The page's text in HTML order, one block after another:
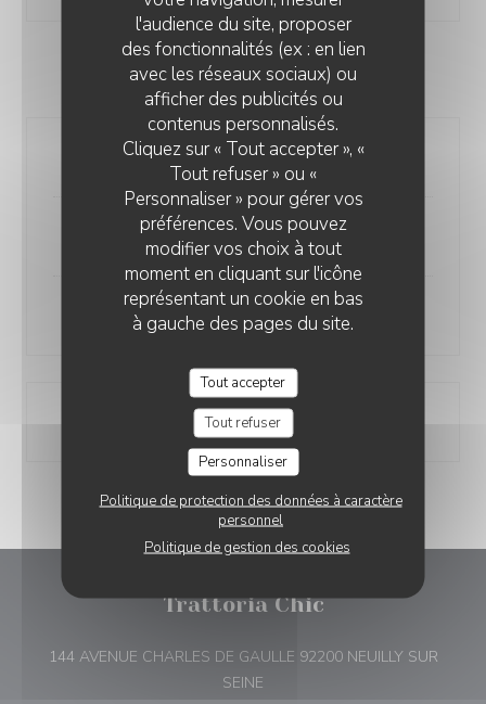
l'audience du site, proposer
des fonctionnalités (ex : en lien
avec les réseaux sociaux) ou
afficher des publicités ou
contenus personnalisés.
Cliquez sur « Tout accepter », «
Tout refuser » ou «
Personnaliser » pour gérer vos
préférences. Vous pouvez
modifier vos choix à tout
moment en cliquant sur l'icône
représentant un cookie en bas
à gauche des pages du site.
Tout accepter
Tout refuser
Personnaliser
Politique de protection des données à caractère
personnel
Politique de gestion des cookies
DESSERT
Tiramisu maison
Sorbet citron limoncello
Tarte tatin maison
Coupe de champagne
Trattoria Chic
144 AVENUE CHARLES DE GAULLE 92200 NEUILLY SUR
SEINE
TRATTORIA CHIC